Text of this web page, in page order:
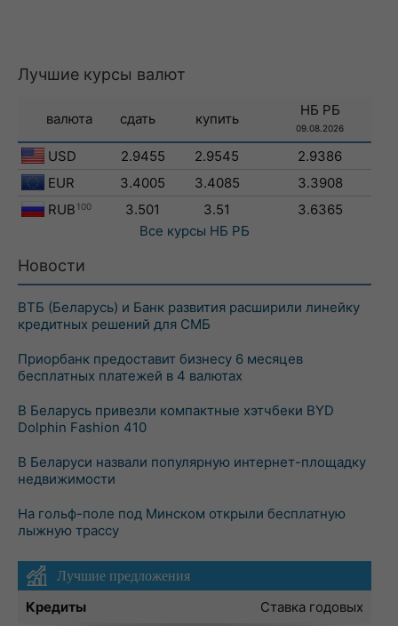
Лучшие курсы валют
валюта сдать купить
НБ РБ
09.08.2026
USD 2.9455 2.9545
2.9386
EUR
3.4005 3.4085
3.3908
RUB 100 3.501 3.51
3.6365
Все курсы НБ РБ
Новости
ВТБ (Беларусь) и Банк развития расширили линейку
кредитных решений для СМБ
Приорбанк предоставит бизнесу 6 месяцев
бесплатных платежей в 4 валютах
В Беларусь привезли компактные хэтчбеки BYD
Dolphin Fashion 410
В Беларуси назвали популярную интернет-площадку
недвижимости
На гольф-поле под Минском открыли бесплатную
лыжную трассу
Лучшие предложения
Кредиты
Ставка годовых